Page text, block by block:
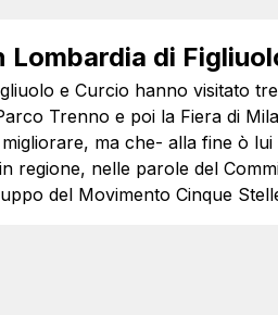
Lombardia di
e Curcio hanno visitato
Trenno e poi la Fiera di
ma che- alla fine ò
regione, nelle parole del
del Movimento Cinque